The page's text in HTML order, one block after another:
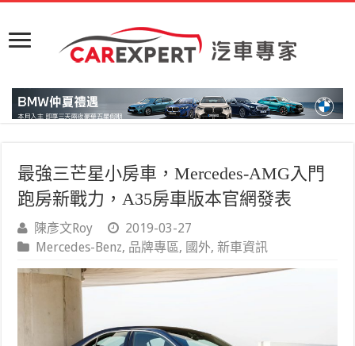
最強三芒星小房車，Mercedes-AMG入門
跑房新戰力，A35房車版本官網發表
陳彥文Roy
2019-03-27
Mercedes-Benz, 品牌專區, 國外,新車資訊